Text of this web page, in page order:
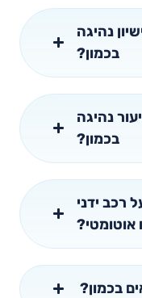
נהיגה
בכמון?
נהיגה
בכמון?
רכב ידני
אוטומטי?
בכמון?